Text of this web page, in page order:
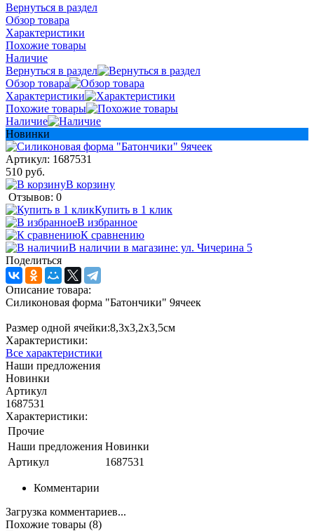
Вернуться в раздел
Обзор товара
Характеристики
Похожие товары
Наличие
Вернуться в раздел
Обзор товара
Характеристики
Похожие товары
Наличие
Новинки
Артикул: 1687531
510 руб.
В корзину
Отзывов: 0
Купить в 1 клик
В избранное
К сравнению
В наличии в магазине: ул. Чичерина 5
Поделиться
Описание товара:
Силиконовая форма "Батончики" 9ячеек
Размер одной ячейки:8,3х3,2х3,5см
Характеристики:
Все характеристики
Наши предложения
Новинки
Артикул
1687531
Характеристики:
Прочие
Наши предложения Новинки
Артикул
1687531
Комментарии
Загрузка комментариев...
Похожие товары (8)